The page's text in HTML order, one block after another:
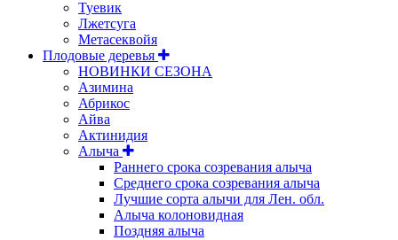
Туевик
Лжетсуга
Метасеквойя
Плодовые деревья
НОВИНКИ СЕЗОНА
Азимина
Абрикос
Айва
Актинидия
Алыча
Раннего срока созревания алыча
Среднего срока созревания алыча
Лучшие сорта алычи для Лен. обл.
Алыча колоновидная
Поздняя алыча